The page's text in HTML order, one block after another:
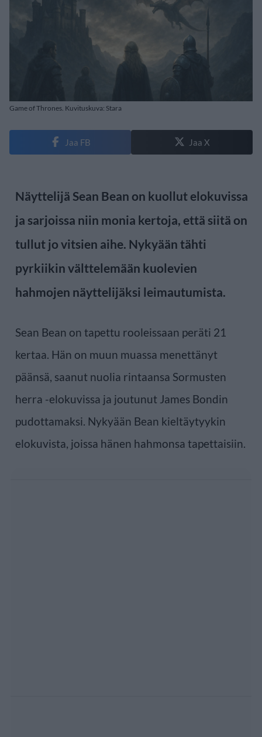
Game of Thrones. Kuvituskuva: Stara
Jaa FB Jaa X
Näyttelijä Sean Bean on kuollut elokuvissa
ja sarjoissa niin monia kertoja, että siitä on
tullut jo vitsien aihe. Nykyään tähti
pyrkiikin välttelemään kuolevien
hahmojen näyttelijäksi leimautumista.
Sean Bean on tapettu rooleissaan peräti 21
kertaa. Hän on muun muassa menettänyt
päänsä, saanut nuolia rintaansa Sormusten
herra -elokuvissa ja joutunut James Bondin
pudottamaksi. Nykyään Bean kieltäytyykin
elokuvista, joissa hänen hahmonsa tapettaisiin.